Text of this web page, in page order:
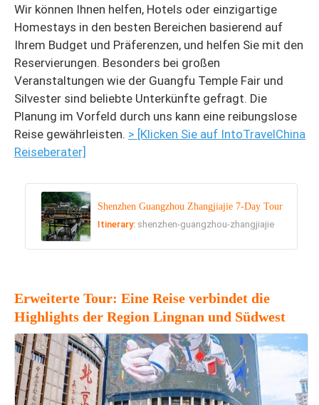
Wir können Ihnen helfen, Hotels oder einzigartige
Homestays in den besten Bereichen basierend auf
Ihrem Budget und Präferenzen, und helfen Sie mit den
Reservierungen. Besonders bei großen
Veranstaltungen wie der Guangfu Temple Fair und
Silvester sind beliebte Unterkünfte gefragt. Die
Planung im Vorfeld durch uns kann eine reibungslose
Reise gewährleisten. > [Klicken Sie auf IntoTravelChina
Reiseberater]
Shenzhen Guangzhou Zhangjiajie 7-Day Tour
Itinerary: shenzhen-guangzhou-zhangjiajie
Erweiterte Tour: Eine Reise verbindet die
Highlights der Region Lingnan und Südwest